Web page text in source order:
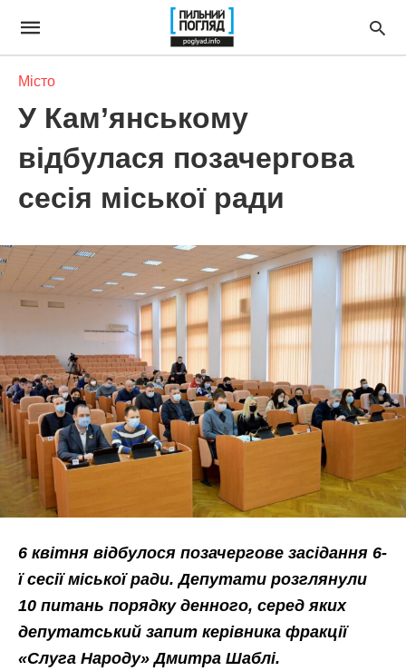
Місто
У Кам’янському
відбулася позачергова
сесія міської ради
6 квітня відбулося позачергове засідання 6-
ї сесії міської ради. Депутати розглянули
10 питань порядку денного, серед яких
депутатський запит керівника фракції
«Слуга Народу» Дмитра Шаблі.